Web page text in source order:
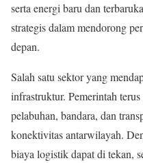
serta energi baru dan
strategis dalam mendorong
depan.
Salah satu sektor yang
infrastruktur. Pemerintah
pelabuhan, bandara, dan
konektivitas antarwilayah.
biaya logistik dapat di tekan,